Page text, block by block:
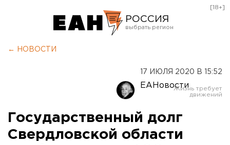
РОССИЯ
Оренбург
[18+]
← НОВОСТИ
17 ИЮЛЯ 2020 В 15:52
ЕАНовости
Государственный долг
Свердловской области